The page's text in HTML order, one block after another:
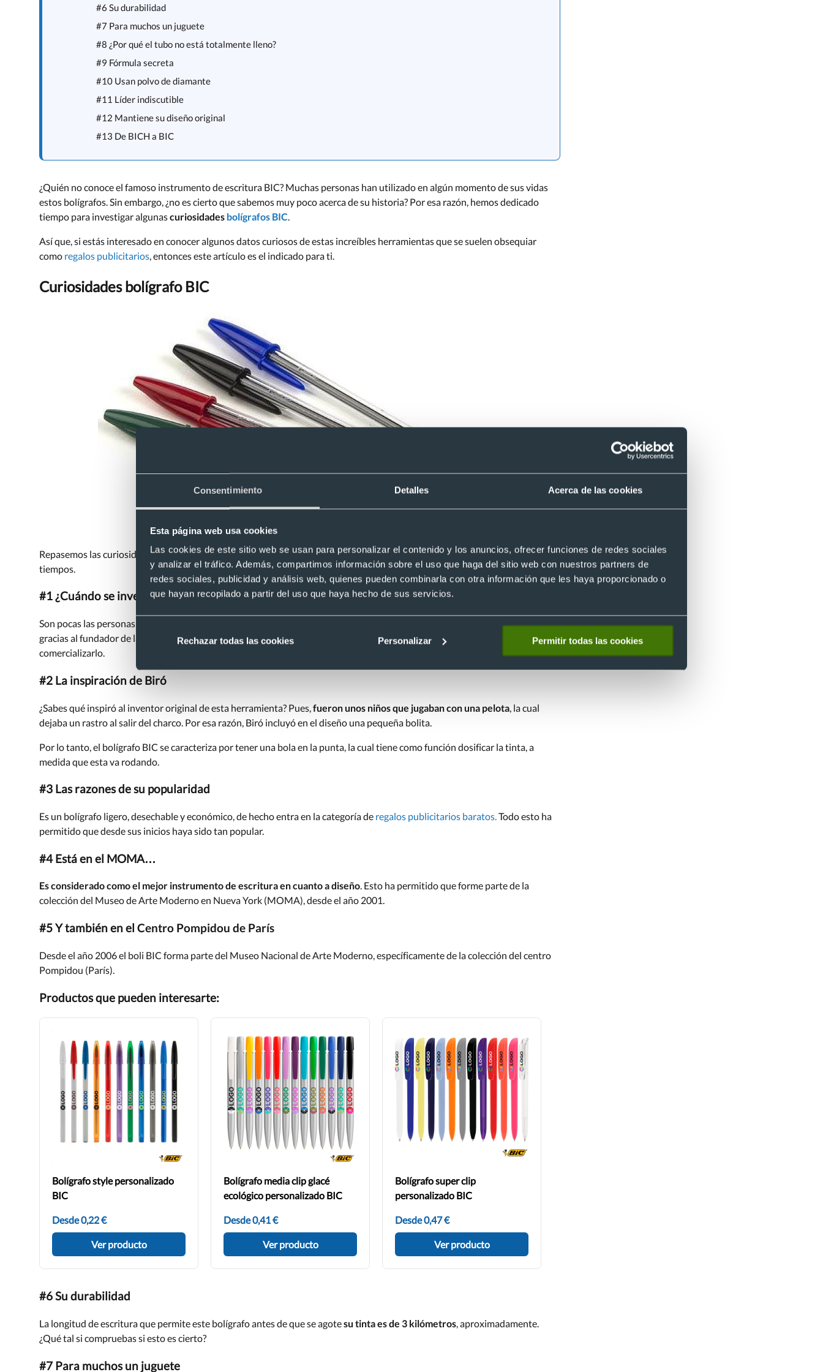
Consentimiento Detalles Acerca de las cookies
Esta página web usa cookies
Las cookies de este sitio web se usan para personalizar el contenido y los anuncios, ofrecer funciones de redes sociales
y analizar el tráfico. Además, compartimos información sobre el uso que haga del sitio web con nuestros partners de
redes sociales, publicidad y análisis web, quienes pueden combinarla con otra información que les haya proporcionado o
que hayan recopilado a partir del uso que haya hecho de sus servicios.
Rechazar todas las cookies Personalizar Permitir todas las cookies
#6 Su durabilidad
#7 Para muchos un juguete
#8 ¿Por qué el tubo no está totalmente lleno?
#9 Fórmula secreta
#10 Usan polvo de diamante
#11 Líder indiscutible
#12 Mantiene su diseño original
#13 De BICH a BIC
¿Quién no conoce el famoso instrumento de escritura BIC? Muchas personas han utilizado en algún momento de sus vidas
estos bolígrafos. Sin embargo, ¿no es cierto que sabemos muy poco acerca de su historia? Por esa razón, hemos dedicado
tiempo para investigar algunascuriosidades bolígrafos BIC.
Así que, si estás interesado en conocer algunos datos curiosos de estas increíbles herramientas que se suelen obsequiar
como regalos publicitarios, entonces este artículo es el indicado para ti.
Curiosidades bolígrafo BIC
Repasemos las curiosidades más interesantes sobre el bolígrafo BIC, uno de los regalos demerchandisingde todos los
tiempos.
#1 ¿Cuándo se inventó?
Son pocas las personas que saben llegó al mercado en 1950,
gracias al fundador de la empresa BIC,Marcel Bich. Quién le compró a Ladislao Biró la patente y luego se encargó de
comercializarlo.
#2 La inspiración de Biró
¿Sabes qué inspiró al inventor original de esta herramienta? Pues, fueron unos niños que jugaban con una pelota , la cual
dejaba un rastro al salir del charco. Por esa razón, Biró incluyó en el diseño una pequeña bolita.
Por lo tanto, el bolígrafo BIC se caracteriza por tener una bola en la punta, la cual tiene como función dosificar la tinta, a
medida que esta va rodando.
#3 Las razones de su popularidad
Es un bolígrafo ligero, desechable y económico, de hecho entra en la categoría de regalos publicitarios baratos.Todo esto ha
permitido que desde sus inicios haya sido tan popular.
#4 Está en el MOMA…
Es considerado como el mejor instrumento de escritura en cuanto a diseño. Esto ha permitido que forme parte de la
colección del Museo de Arte Moderno en Nueva York (MOMA), desde el año 2001.
#5 Y también en el Centro Pompidou de París
Desde el año 2006 el boli BIC forma parte del Museo Nacional de Arte Moderno, específicamente de la colección del centro
Pompidou (París).
Productos que pueden interesarte:
Bolígrafo style personalizado
BIC
Desde 0,22 €
Ver producto
Bolígrafo media clip glacé
ecológico personalizado BIC
Desde 0,41 €
Ver producto
Bolígrafo super clip
personalizado BIC
Desde 0,47 €
Ver producto
#6 Su durabilidad
La longitud de escritura que permite este bolígrafo antes de que se agotesu tinta es de 3 kilómetros, aproximadamente.
¿Qué tal si compruebas si esto es cierto?
#7 Para muchos un juguete